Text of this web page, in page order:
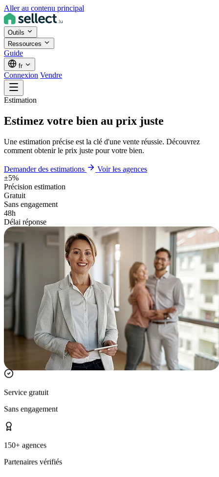
Aller au contenu principal
Outils
Ressources
Guide
fr
Connexion Vendre
Estimation
Estimez votre bien au prix juste
Une estimation précise est la clé d'une vente réussie. Découvrez
comment obtenir le prix juste pour votre bien.
Demander des estimations
Voir les agences
±5%
Précision estimation
Gratuit
Sans engagement
48h
Délai réponse
Service gratuit
Sans engagement
150+ agences
Partenaires vérifiés